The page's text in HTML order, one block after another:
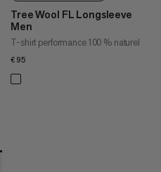
Tree Wool FL Longsleeve
Men
T-shirt performance 100 % naturel
€95